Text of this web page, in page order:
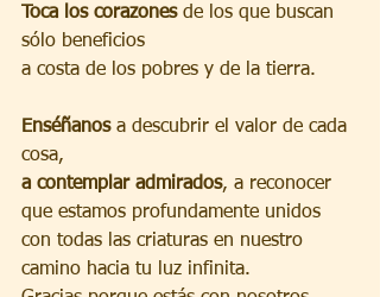
Toca los corazones de los que buscan
sólo beneficios
a costa de los pobres y de la tierra.
Enséñanos a descubrir el valor de cada
cosa,
a contemplar admirados, a reconocer
que estamos profundamente unidos
con todas las criaturas en nuestro
camino hacia tu luz infinita.